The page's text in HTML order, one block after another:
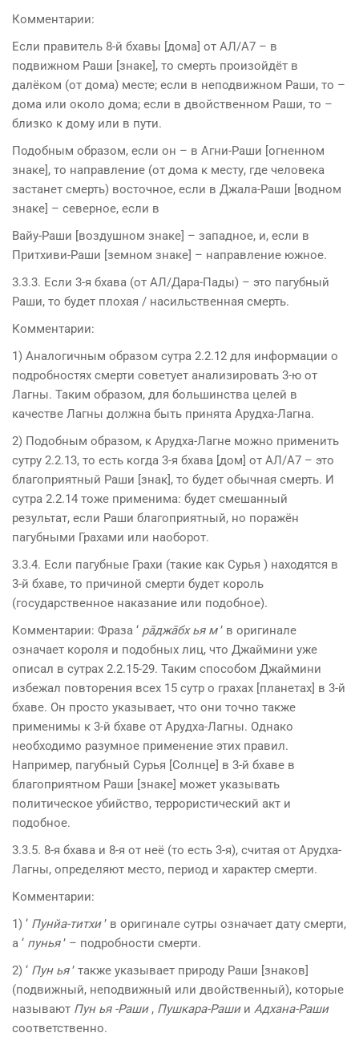
Комментарии:
Если правитель 8-й бхавы [дома] от АЛ/A7 – в
подвижном Раши [знаке], то смерть произойдёт в
далёком (от дома) месте; если в неподвижном Раши, то –
дома или около дома; если в двойственном Раши, то –
близко к дому или в пути.
Подобным образом, если он – в Агни-Раши [огненном
знаке], то направление (от дома к месту, где человека
застанет смерть) восточное, если в Джала-Раши [водном
знаке] – северное, если в
Вайу-Раши [воздушном знаке] – западное, и, если в
Притхиви-Раши [земном знаке] – направление южное.
3.3.3. Если 3-я бхава (от АЛ/Дара-Пады) – это пагубный
Раши, то будет плохая / насильственная смерть.
Комментарии:
1) Аналогичным образом сутра 2.2.12 для информации о
подробностях смерти советует анализировать 3-ю от
Лагны. Таким образом, для большинства целей в
качестве Лагны должна быть принята Арудха-Лагна.
2) Подобным образом, к Арудха-Лагне можно применить
сутру 2.2.13, то есть когда 3-я бхава [дом] от АЛ/A7 – это
благоприятный Раши [знак], то будет обычная смерть. И
сутра 2.2.14 тоже применима: будет смешанный
результат, если Раши благоприятный, но поражён
пагубными Грахами или наоборот.
3.3.4. Если пагубные Грахи (такие как Сурья ) находятся в
3-й бхаве, то причиной смерти будет король
(государственное наказание или подобное).
Комментарии: Фраза ‘ рāджāбх ья м’ в оригинале
означает короля и подобных лиц, что Джаймини уже
описал в сутрах 2.2.15-29. Таким способом Джаймини
избежал повторения всех 15 сутр о грахах [планетах] в 3-й
бхаве. Он просто указывает, что они точно также
применимы к 3-й бхаве от Арудха-Лагны. Однако
необходимо разумное применение этих правил.
Например, пагубный Сурья [Солнце] в 3-й бхаве в
благоприятном Раши [знаке] может указывать
политическое убийство, террористический акт и
подобное.
3.3.5. 8-я бхава и 8-я от неё (то есть 3-я), считая от Арудха-
Лагны, определяют место, период и характер смерти.
Комментарии:
1) ‘ Пунйа-титхи’ в оригинале сутры означает дату смерти,
а ‘ пунья’ – подробности смерти.
2) ‘ Пун ья’ также указывает природу Раши [знаков]
(подвижный, неподвижный или двойственный), которые
называют Пун ья -Раши, Пушкара-Рашии Адхана-Раши
соответственно.